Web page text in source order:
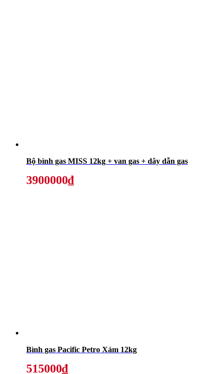
Bộ bình gas MISS 12kg + van gas + dây dẫn gas
3900000₫
Bình gas Pacific Petro Xám 12kg
515000₫